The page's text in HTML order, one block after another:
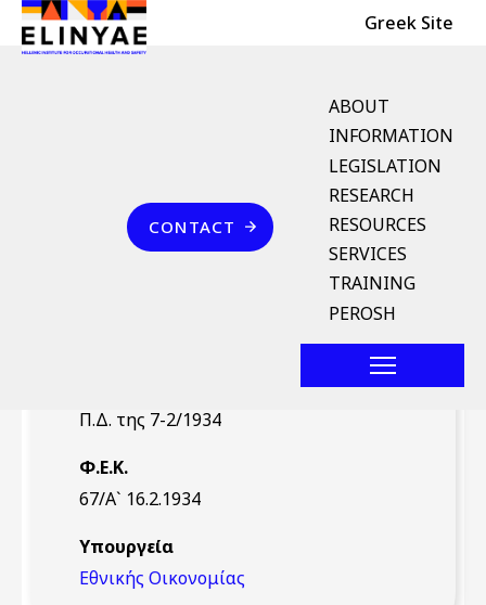
Skip to main content
Header Top Greek Site
English Menu
ABOUT
INFORMATION
LEGISLATION
RESEARCH
RESOURCES
SERVICES
TRAINING
PEROSH
Επικοινωνία
CONTACT
Breadcrumb
Π.Δ. της 7-2/1934 (ΦΕΚ
Π.Δ. της 7-2/1934
Φ.Ε.Κ.
67/Α` 16.2.1934
Υπουργεία
Εθνικής Οικονομίας